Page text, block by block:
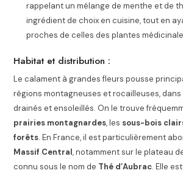
rappelant un mélange de menthe et de
ingrédient de choix en cuisine, tout en
proches de celles des plantes
Habitat et distribution :
Le calament à grandes fleurs pousse
régions montagneuses et rocailleuses, dans
drainés et ensoleillés. On le trouve
prairies montagnardes, les sous-bois
forêts. En France, il est particulièrement
Massif Central, notamment sur le plateau
connu sous le nom de Thé d’Aubrac. Elle